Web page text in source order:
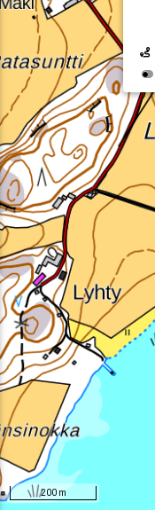
200 m